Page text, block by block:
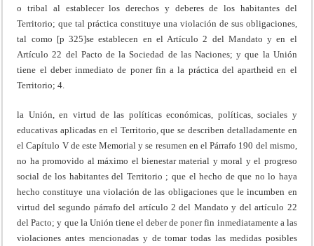
o tribal al establecer los derechos y deberes de los habitantes del
Territorio; que tal práctica constituye una violación de sus obligaciones,
tal como [p 325]se establecen en el Artículo 2 del Mandato y en el
Artículo 22 del Pacto de la Sociedad de las Naciones; y que la Unión
tiene el deber inmediato de poner fin a la práctica del apartheid en el
Territorio; 4.
la Unión, en virtud de las políticas económicas, políticas, sociales y
educativas aplicadas en el Territorio, que se describen detalladamente en
el Capítulo V de este Memorial y se resumen en el Párrafo 190 del mismo,
no ha promovido al máximo el bienestar material y moral y el progreso
social de los habitantes del Territorio ; que el hecho de que no lo haya
hecho constituye una violación de las obligaciones que le incumben en
virtud del segundo párrafo del artículo 2 del Mandato y del artículo 22
del Pacto; y que la Unión tiene el deber de poner fin inmediatamente a las
violaciones antes mencionadas y de tomar todas las medidas posibles